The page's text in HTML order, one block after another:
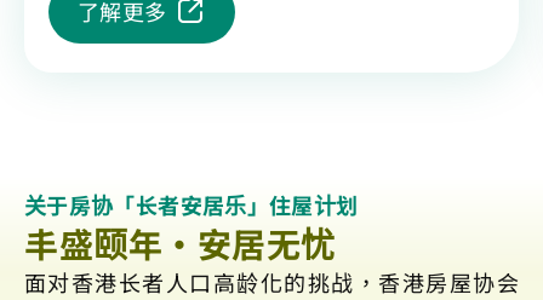
了解更多
关于房协「长者安居乐」住屋计划
丰盛颐年・安居无忧
面对香港长者人口高龄化的挑战，香港房屋协会